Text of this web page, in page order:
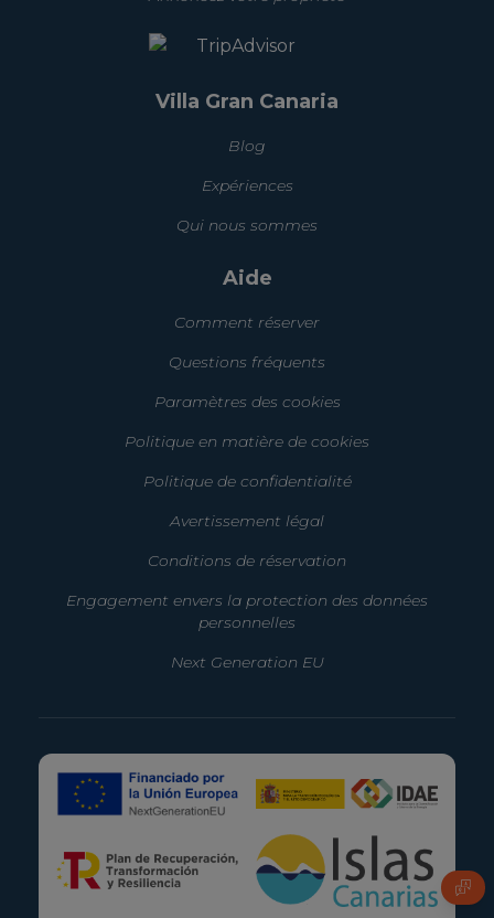
FAQ
Villa Gran Canaria
Blog
Expériences
Qui nous sommes
Aide
Comment réserver
Questions fréquents
Paramètres des cookies
Politique en matière de cookies
Politique de confidentialité
Avertissement légal
Conditions de réservation
Engagement envers la protection des données
personnelles
Next Generation EU